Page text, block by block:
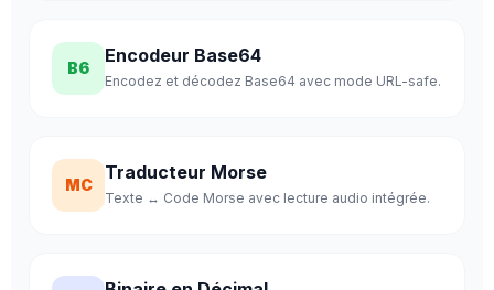
B6
Encodeur Base64
Encodez et décodez Base64 avec mode URL-safe.
MC
Traducteur Morse
Texte ↔ Code Morse avec lecture audio intégrée.